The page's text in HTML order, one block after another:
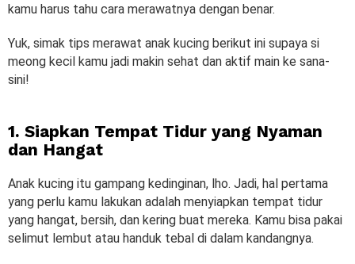
kamu harus tahu cara merawatnya dengan benar.
Yuk, simak tips merawat anak kucing berikut ini supaya si
meong kecil kamu jadi makin sehat dan aktif main ke sana-
sini!
1. Siapkan Tempat Tidur yang Nyaman
dan Hangat
Anak kucing itu gampang kedinginan, lho. Jadi, hal pertama
yang perlu kamu lakukan adalah menyiapkan tempat tidur
yang hangat, bersih, dan kering buat mereka. Kamu bisa pakai
selimut lembut atau handuk tebal di dalam kandangnya.